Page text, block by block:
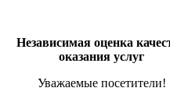
Независимая оценка
оказания услуг
Уважаемые посетители!